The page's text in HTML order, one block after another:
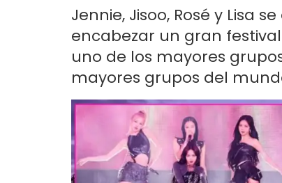
Jennie, Jisoo, Rosé y Lisa
encabezar un gran festival
uno de los mayores
mayores grupos del